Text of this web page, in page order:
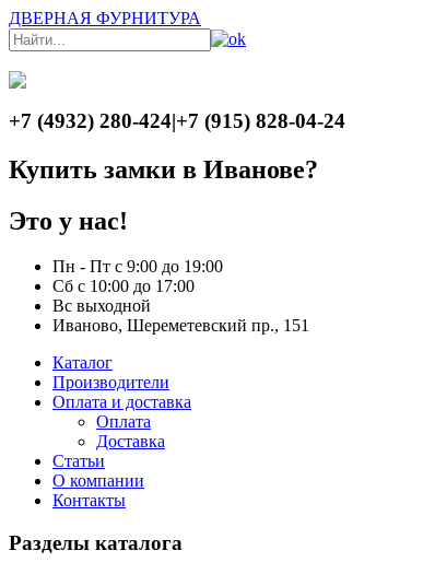
ДВЕРНАЯ ФУРНИТУРА
+7 (4932) 280-424|+7 (915) 828-04-24
Купить замки в Иванове?
Это у нас!
Пн - Пт с 9:00 до 19:00
Сб с 10:00 до 17:00
Вс выходной
Иваново, Шереметевский пр., 151
Каталог
Производители
Оплата и доставка
Оплата
Доставка
Статьи
О компании
Контакты
Разделы каталога